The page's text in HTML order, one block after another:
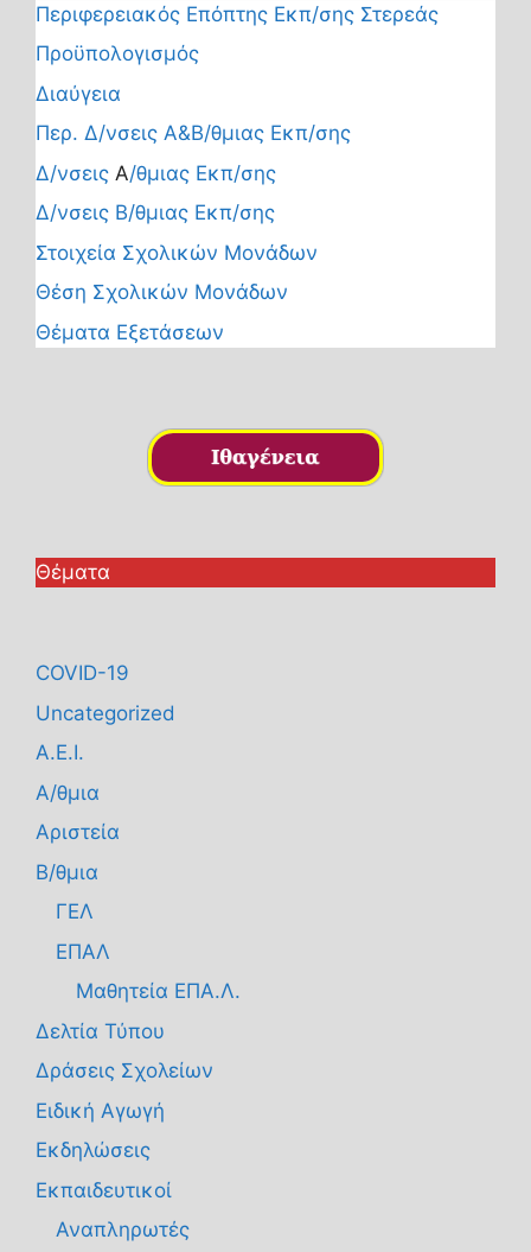
Περιφερειακός Επόπτης Εκπ/σης Στερεάς
Προϋπολογισμός
Διαύγεια
Περ. Δ/νσεις Α&Β/θμιας Εκπ/σης
Δ/νσεις Α/θμιας Εκπ/σης
Δ/νσεις Β/θμιας Εκπ/σης
Στοιχεία Σχολικών Μονάδων
Θέση Σχολικών Μονάδων
Θέματα Εξετάσεων
Θέματα
COVID-19
Uncategorized
Α.Ε.Ι.
Α/θμια
Αριστεία
Β/θμια
ΓΕΛ
ΕΠΑΛ
Μαθητεία ΕΠΑ.Λ.
Δελτία Τύπου
Δράσεις Σχολείων
Ειδική Αγωγή
Εκδηλώσεις
Εκπαιδευτικοί
Αναπληρωτές